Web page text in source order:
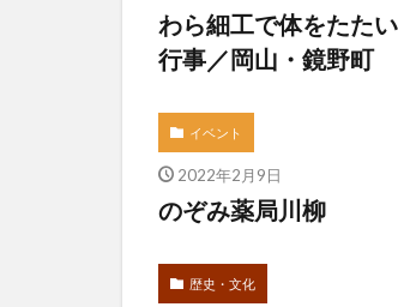
わら細工で体をたた
行事／岡山・鏡野町
イベント
2022年2月9日
のぞみ薬局川柳
歴史・文化